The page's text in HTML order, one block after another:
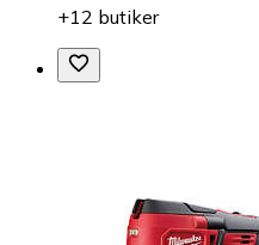
+12 butiker